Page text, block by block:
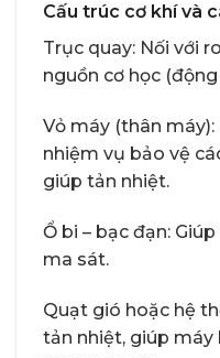
Cấu trúc cơ khí và
Trục quay: Nối với
nguồn cơ học
Vỏ máy (thân
nhiệm vụ bảo vệ
giúp tản nhiệt.
Ổ bi – bạc đạn:
ma sát.
Quạt gió hoặc hệ
tản nhiệt, giúp